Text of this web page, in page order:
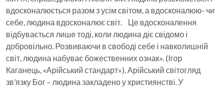
вдосконалюється разом з усім світом, а вдосконалюю- чи
себе, людина вдосконалює світ. Це вдосконалення
відбувається лише тоді, коли людина діє свідомо і
добровільно. Розвиваючи в свободі себе і навколишній
світ, людина набуває божественних ознак». (Ігор
Каганець, «Арійський стандарт»). Арійський світогляд
зв’язку Бог – людина закладено у християнстві. У